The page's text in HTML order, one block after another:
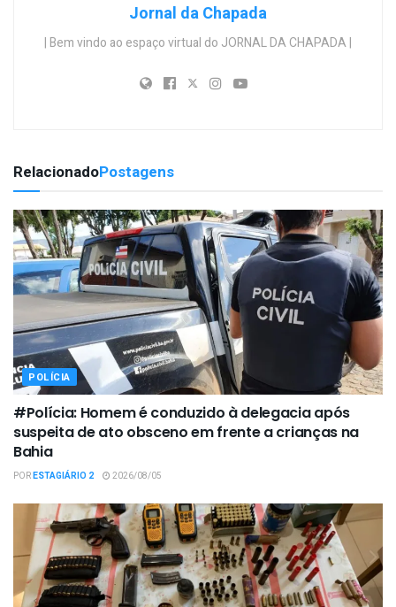
Jornal da Chapada
| Bem vindo ao espaço virtual do JORNAL DA CHAPADA |
RelacionadoPostagens
POLÍCIA
#Polícia: Homem é conduzido à delegacia após
suspeita de ato obsceno em frente a crianças na
Bahia
PORESTAGIÁRIO 2 2026/08/05